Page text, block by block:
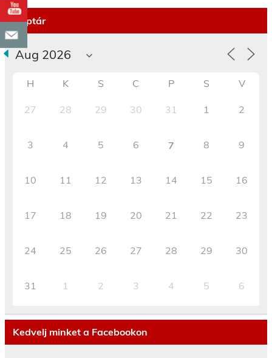
Naptár
H K S C P S V
27 28 29 30 31 1 2
3 4 5 6 7 8 9
10 11 12 13 14 15 16
17 18 19 20 21 22 23
24 25 26 27 28 29 30
31 1 2 3 4 5 6
Kedvelj minket a Facebookon